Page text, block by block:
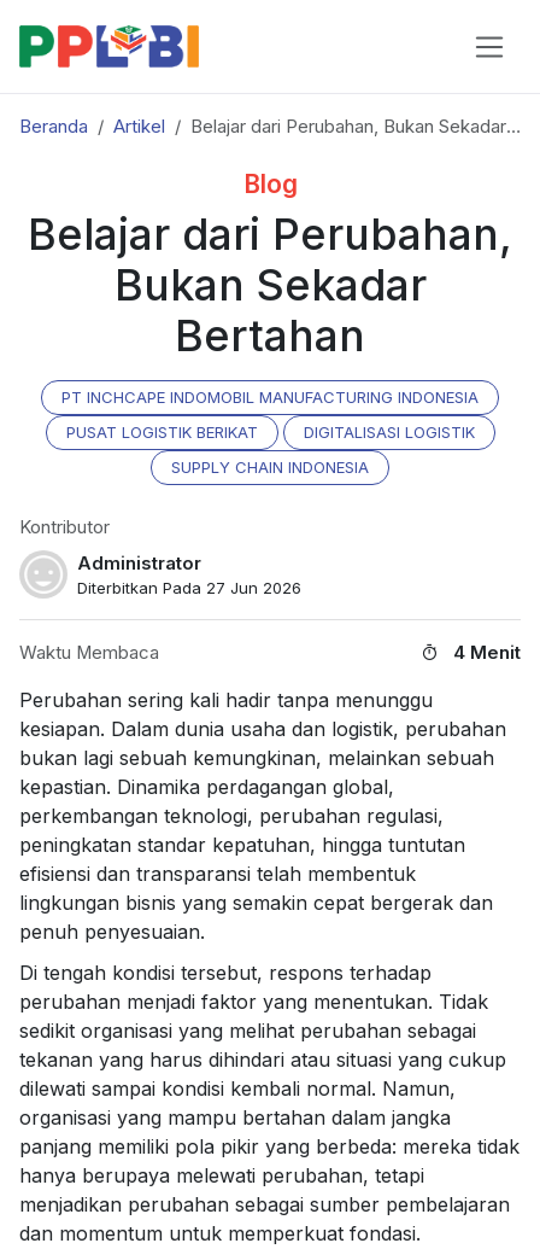
Beranda Artikel Belajar dari Perubahan, Bukan Sekadar Bertahan
Blog
Belajar dari Perubahan,
Bukan Sekadar
Bertahan
PT INCHCAPE INDOMOBIL MANUFACTURING INDONESIA
PUSAT LOGISTIK BERIKAT
DIGITALISASI LOGISTIK
SUPPLY CHAIN INDONESIA
Kontributor
Administrator
Diterbitkan Pada 27 Jun 2026
Waktu Membaca 4 Menit
Perubahan sering kali hadir tanpa menunggu
kesiapan. Dalam dunia usaha dan logistik, perubahan
bukan lagi sebuah kemungkinan, melainkan sebuah
kepastian. Dinamika perdagangan global,
perkembangan teknologi, perubahan regulasi,
peningkatan standar kepatuhan, hingga tuntutan
efisiensi dan transparansi telah membentuk
lingkungan bisnis yang semakin cepat bergerak dan
penuh penyesuaian.
Di tengah kondisi tersebut, respons terhadap
perubahan menjadi faktor yang menentukan. Tidak
sedikit organisasi yang melihat perubahan sebagai
tekanan yang harus dihindari atau situasi yang cukup
dilewati sampai kondisi kembali normal. Namun,
organisasi yang mampu bertahan dalam jangka
panjang memiliki pola pikir yang berbeda: mereka tidak
hanya berupaya melewati perubahan, tetapi
menjadikan perubahan sebagai sumber pembelajaran
dan momentum untuk memperkuat fondasi.